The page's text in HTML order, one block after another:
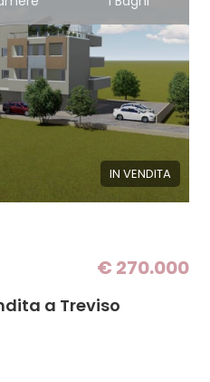
IN VENDITA
€ 270.000
a Treviso